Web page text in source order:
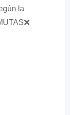
la